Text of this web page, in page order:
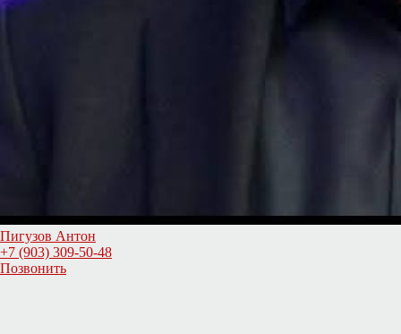
Пигузов Антон
+7 (903) 309-50-48
Позвонить